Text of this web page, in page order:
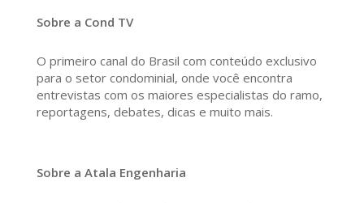
Sobre a Cond TV
O primeiro canal do Brasil com conteúdo exclusivo
para o setor condominial, onde você encontra
entrevistas com os maiores especialistas do ramo,
reportagens, debates, dicas e muito mais.
Sobre a Atala Engenharia